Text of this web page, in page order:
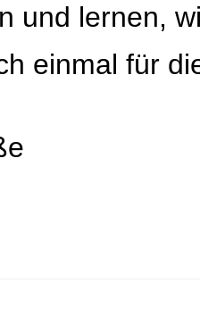
und lernen,
einmal für